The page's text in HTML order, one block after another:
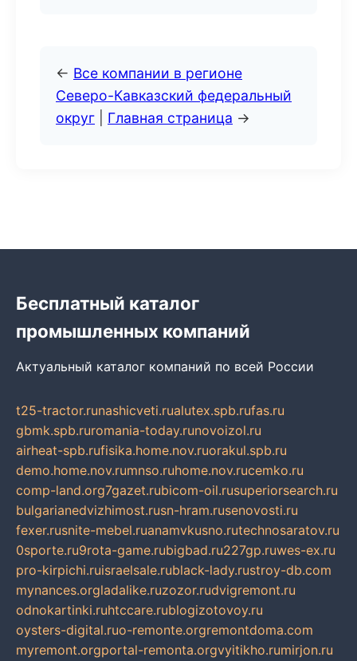
← Все компании в регионе
Северо-Кавказский федеральный
округ
Главная страница →
Бесплатный каталог
промышленных компаний
Актуальный каталог компаний по всей России
t25-tractor.runashicveti.rualutex.spb.rufas.ru
gbmk.spb.ruromania-today.runovoizol.ru
airheat-spb.rufisika.home.nov.ruorakul.spb.ru
demo.home.nov.rumnso.ruhome.nov.rucemko.ru
comp-land.org7gazet.rubicom-oil.rusuperiorsearch.ru
bulgarianedvizhimost.rusn-hram.rusenovosti.ru
fexer.rusnite-mebel.ruanamvkusno.rutechnosaratov.ru
0sporte.ru9rota-game.rubigbad.ru227gp.ruwes-ex.ru
pro-kirpichi.ruisraelsale.rublack-lady.rustroy-db.com
mynances.orgladalike.ruzozor.rudvigremont.ru
odnokartinki.ruhtccare.rublogizotovoy.ru
oysters-digital.ruo-remonte.orgremontdoma.com
myremont.orgportal-remonta.orgvyitikho.rumirjon.ru